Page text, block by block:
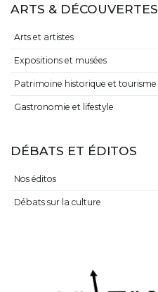
ARTS & DÉCOUVERTES
Arts et artistes
Expositions et musées
Patrimoine historique et tourisme
Gastronomie et lifestyle
DÉBATS ET ÉDITOS
Nos éditos
Débats sur la culture